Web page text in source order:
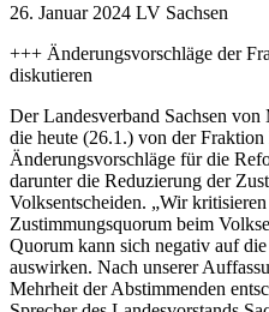
26. Januar 2024 LV Sachsen
+++ Änderungsvorschläge der
diskutieren
Der Landesverband Sachsen
die heute (26.1.) von der
Änderungsvorschläge für die
darunter die Reduzierung der
Volksentscheiden. „Wir
Zustimmungsquorum beim
Quorum kann sich negativ auf
auswirken. Nach unserer
Mehrheit der Abstimmenden